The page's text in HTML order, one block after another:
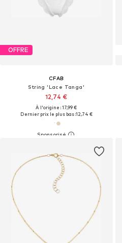
OFFRE
CFAB
String 'Lace Tanga'
12,74 €
À l'origine : 17,99 €
Dernier prix le plus bas :12,74 €